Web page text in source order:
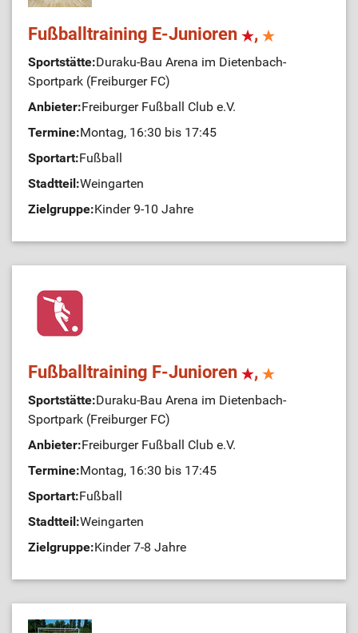
Fußballtraining E-Junioren ,
Sportstätte:Duraku-Bau Arena im Dietenbach-
Sportpark (Freiburger FC)
Anbieter:Freiburger Fußball Club e.V.
Termine:Montag, 16:30 bis 17:45
Sportart:Fußball
Stadtteil:Weingarten
Zielgruppe:Kinder 9-10 Jahre
Fußballtraining F-Junioren ,
Sportstätte:Duraku-Bau Arena im Dietenbach-
Sportpark (Freiburger FC)
Anbieter:Freiburger Fußball Club e.V.
Termine:Montag, 16:30 bis 17:45
Sportart:Fußball
Stadtteil:Weingarten
Zielgruppe:Kinder 7-8 Jahre